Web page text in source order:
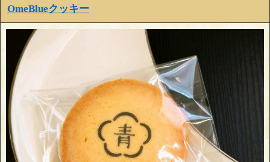
OmeBlueクッキー